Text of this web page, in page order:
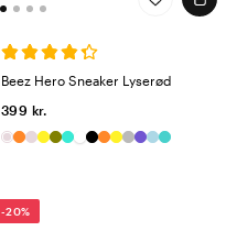
Beez Hero Sneaker Lyserød
399 kr.
-20%